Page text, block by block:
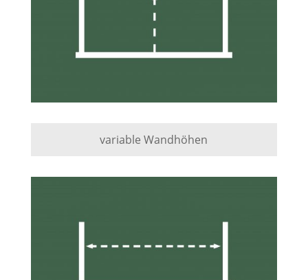
variable Wandhöhen